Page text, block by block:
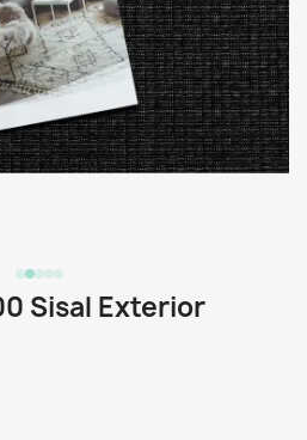
Sisal Exterior